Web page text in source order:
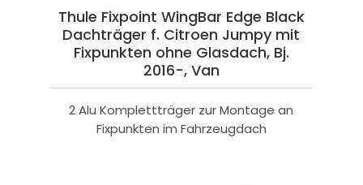
Thule Fixpoint WingBar Edge Black
Dachträger f. Citroen Jumpy mit
Fixpunkten ohne Glasdach, Bj.
2016-, Van
2 Alu Komplettträger zur Montage an
Fixpunkten im Fahrzeugdach